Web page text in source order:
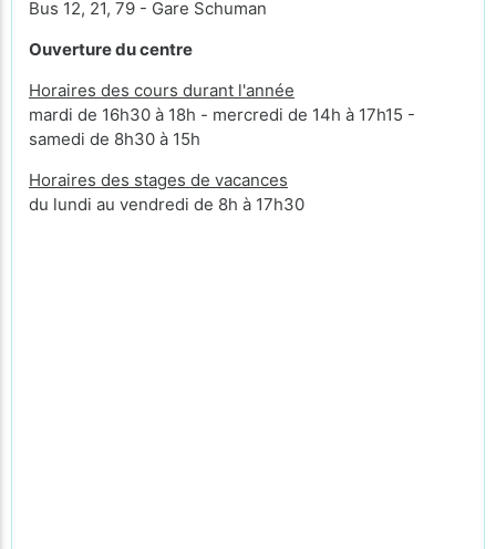
Bus 12, 21, 79 - Gare Schuman
Ouverture du centre
Horaires des cours durant l'année
mardi de 16h30 à 18h - mercredi de 14h à 17h15 -
samedi de 8h30 à 15h
Horaires des stages de vacances
du lundi au vendredi de 8h à 17h30